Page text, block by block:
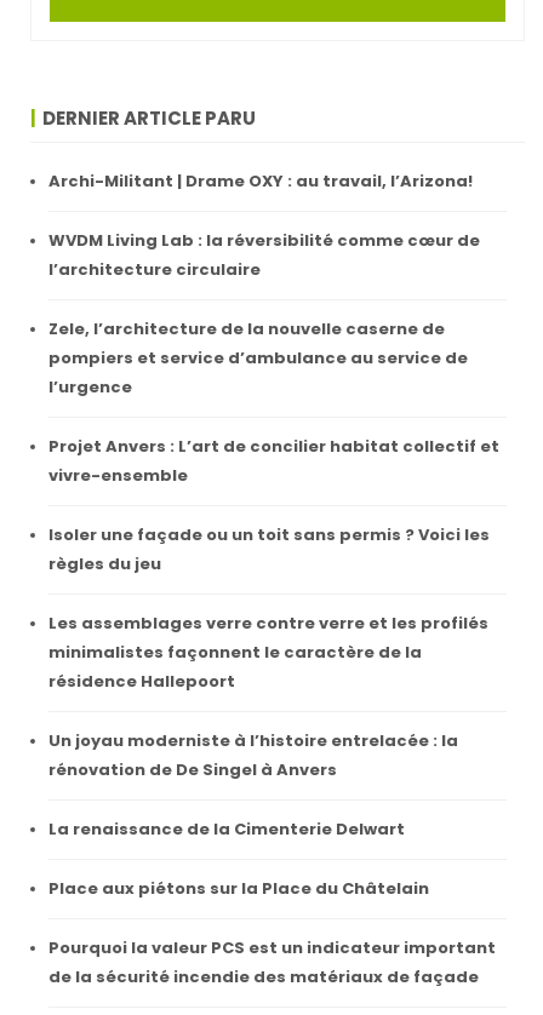
DERNIER ARTICLE PARU
Archi-Militant | Drame OXY : au travail, l’Arizona!
WVDM Living Lab : la réversibilité comme cœur de
l’architecture circulaire
Zele, l’architecture de la nouvelle caserne de
pompiers et service d’ambulance au service de
l’urgence
Projet Anvers : L’art de concilier habitat collectif et
vivre-ensemble
Isoler une façade ou un toit sans permis ? Voici les
règles du jeu
Les assemblages verre contre verre et les profilés
minimalistes façonnent le caractère de la
résidence Hallepoort
Un joyau moderniste à l’histoire entrelacée : la
rénovation de De Singel à Anvers
La renaissance de la Cimenterie Delwart
Place aux piétons sur la Place du Châtelain
Pourquoi la valeur PCS est un indicateur important
de la sécurité incendie des matériaux de façade